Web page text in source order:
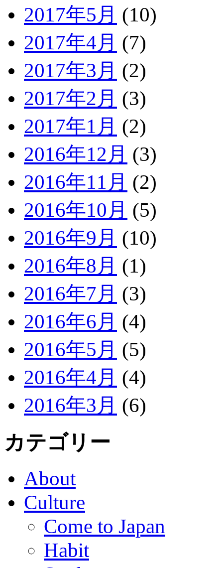
2017年5月 (10)
2017年4月 (7)
2017年3月 (2)
2017年2月 (3)
2017年1月 (2)
2016年12月 (3)
2016年11月 (2)
2016年10月 (5)
2016年9月 (10)
2016年8月 (1)
2016年7月 (3)
2016年6月 (4)
2016年5月 (5)
2016年4月 (4)
2016年3月 (6)
カテゴリー
About
Culture
Come to Japan
Habit